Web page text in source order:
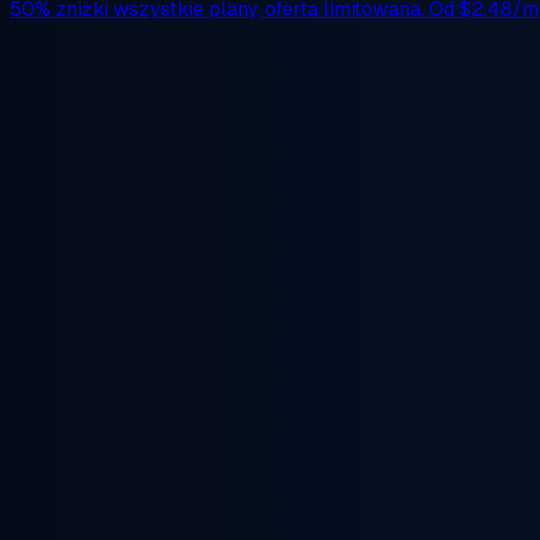
50% zniżki wszystkie plany, oferta limitowana. Od $2.48/